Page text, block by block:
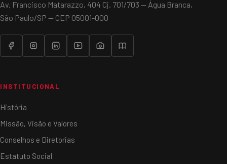
Av. Francisco Matarazzo, 404 Cj. 701/703 — Água Branca,
São Paulo/SP — CEP 05001-000
INSTITUCIONAL
História
Missão, Visão e Valores
Conselhos e Diretorias
Estatuto Social